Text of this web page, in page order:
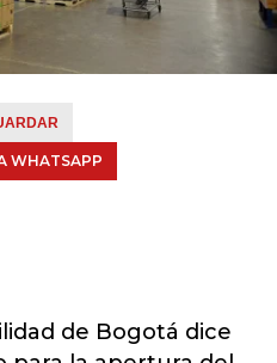
WHATSAPP
de Bogotá dice